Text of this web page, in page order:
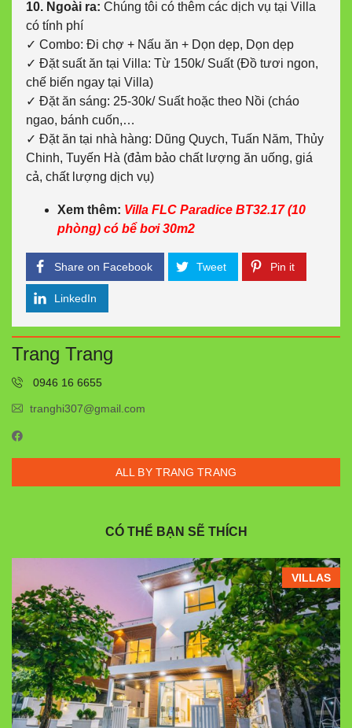
10. Ngoài ra: Chúng tôi có thêm các dịch vụ tại Villa
có tính phí
✓ Combo: Đi chợ + Nấu ăn + Dọn dẹp, Dọn dẹp
✓ Đặt suất ăn tại Villa: Từ 150k/ Suất (Đồ tươi ngon,
chế biến ngay tại Villa)
✓ Đặt ăn sáng: 25-30k/ Suất hoặc theo Nồi (cháo
ngao, bánh cuốn,…
✓ Đặt ăn tại nhà hàng: Dũng Quych, Tuấn Năm, Thủy
Chinh, Tuyến Hà (đảm bảo chất lượng ăn uống, giá
cả, chất lượng dịch vụ)
Xem thêm: Villa FLC Paradice BT32.17 (10
phòng) có bể bơi 30m2
Share on Facebook Tweet Pin it
LinkedIn
Trang Trang
0946 16 6655
tranghi307@gmail.com
ALL BY TRANG TRANG
CÓ THỂ BẠN SẼ THÍCH
VILLAS